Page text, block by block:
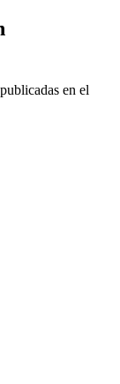
en el